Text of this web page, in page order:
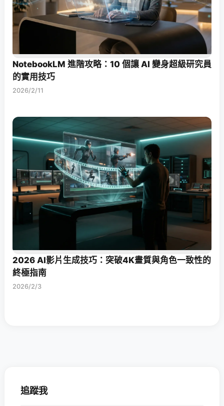
NotebookLM 進階攻略：10 個讓 AI 變身超級研究員
的實用技巧
2026/2/11
2026 AI影片生成技巧：突破4K畫質與角色一致性的
終極指南
2026/2/3
追蹤我